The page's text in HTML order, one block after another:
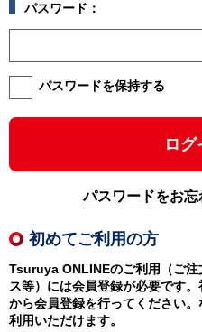
パスワード：
パスワードを保持する
ログ
パスワードをお
初めてご利用の方
Tsuruya ONLINEのご利用（ご
ス等）には会員登録が必要です
から会員登録を行ってください
利用いただけます。